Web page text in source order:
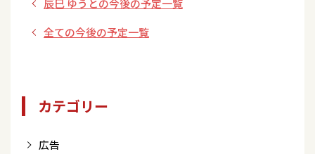
辰巳 ゆうとの今後の予定一覧
全ての今後の予定一覧
カテゴリー
広告